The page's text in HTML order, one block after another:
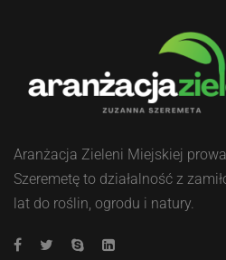
Aranżacja Zieleni Miejskiej
Szeremetę to działalność z
lat do roślin, ogrodu i natury.